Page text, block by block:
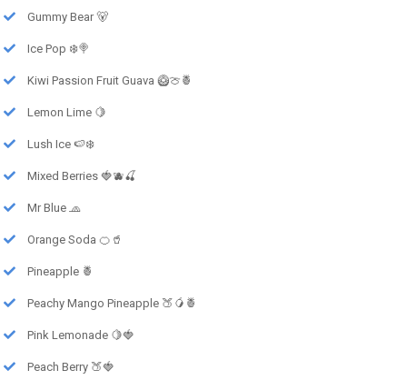
Gummy Bear 🐻
Ice Pop ❄️🍭
Kiwi Passion Fruit Guava 🥝🍈🍍
Lemon Lime 🍋
Lush Ice 🍉❄️
Mixed Berries 🍓🫐🍒
Mr Blue 🧢
Orange Soda 🍊🥤
Pineapple 🍍
Peachy Mango Pineapple 🍑🥭🍍
Pink Lemonade 🍋🍓
Peach Berry 🍑🍓